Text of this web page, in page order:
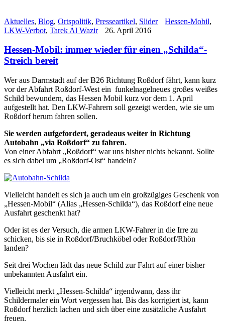
Aktuelles, Blog, Ortspolitik, Presseartikel, Slider Hessen-Mobil,
LKW-Verbot, Tarek Al Wazir 26. April 2016
Hessen-Mobil: immer wieder für einen „Schilda“-
Streich bereit
Wer aus Darmstadt auf der B26 Richtung Roßdorf fährt, kann kurz
vor der Abfahrt Roßdorf-West ein funkelnagelneues großes weißes
Schild bewundern, das Hessen Mobil kurz vor dem 1. April
aufgestellt hat. Den LKW-Fahrern soll gezeigt werden, wie sie um
Roßdorf herum fahren sollen.
Sie werden aufgefordert, geradeaus weiter in Richtung
Autobahn „via Roßdorf“ zu fahren.
Von einer Abfahrt „Roßdorf“ war uns bisher nichts bekannt. Sollte
es sich dabei um „Roßdorf-Ost“ handeln?
Vielleicht handelt es sich ja auch um ein großzügiges Geschenk von
„Hessen-Mobil“ (Alias „Hessen-Schilda“), das Roßdorf eine neue
Ausfahrt geschenkt hat?
Oder ist es der Versuch, die armen LKW-Fahrer in die Irre zu
schicken, bis sie in Roßdorf/Bruchköbel oder Roßdorf/Rhön
landen?
Seit drei Wochen lädt das neue Schild zur Fahrt auf einer bisher
unbekannten Ausfahrt ein.
Vielleicht merkt „Hessen-Schilda“ irgendwann, dass ihr
Schildermaler ein Wort vergessen hat. Bis das korrigiert ist, kann
Roßdorf herzlich lachen und sich über eine zusätzliche Ausfahrt
freuen.